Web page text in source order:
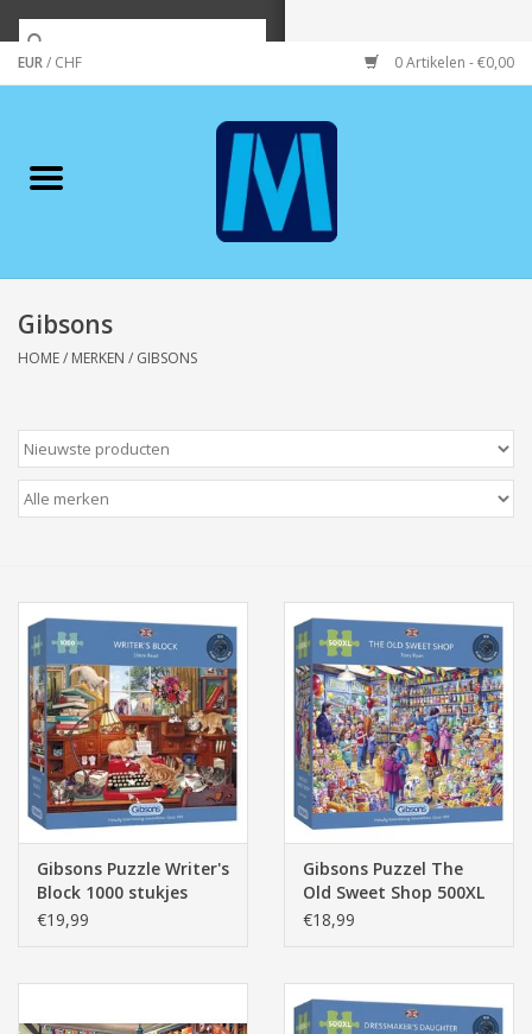
EUR/ CHF 0 Artikelen - €0,00
Merken
Wonen/koken/huishouden
Wenskaarten
Zeeuws/Streek
Boeken
Elektra
Baby & Peuter
Speelgoed & hobby
Cadeau & feest
Contact/Locatie
Gibsons
HOME/ MERKEN / GIBSONS
Gibsons Puzzle Writer's
Block 1000 stukjes
€19,99
Gibsons Puzzel The
Old Sweet Shop 500XL
stukjes
€18,99